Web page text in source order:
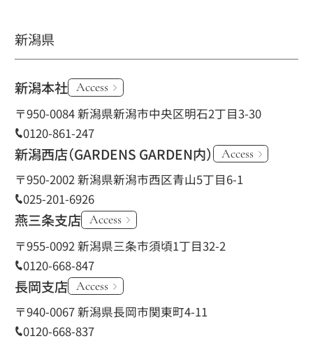
新潟県
新潟本社 Access
〒950-0084 新潟県新潟市中央区明石2丁目3-30
0120-861-247
新潟西店（GARDENS GARDEN内） Access
〒950-2002 新潟県新潟市西区青山5丁目6-1
025-201-6926
燕三条支店 Access
〒955-0092 新潟県三条市須頃1丁目32-2
0120-668-847
長岡支店 Access
〒940-0067 新潟県長岡市関東町4-11
0120-668-837